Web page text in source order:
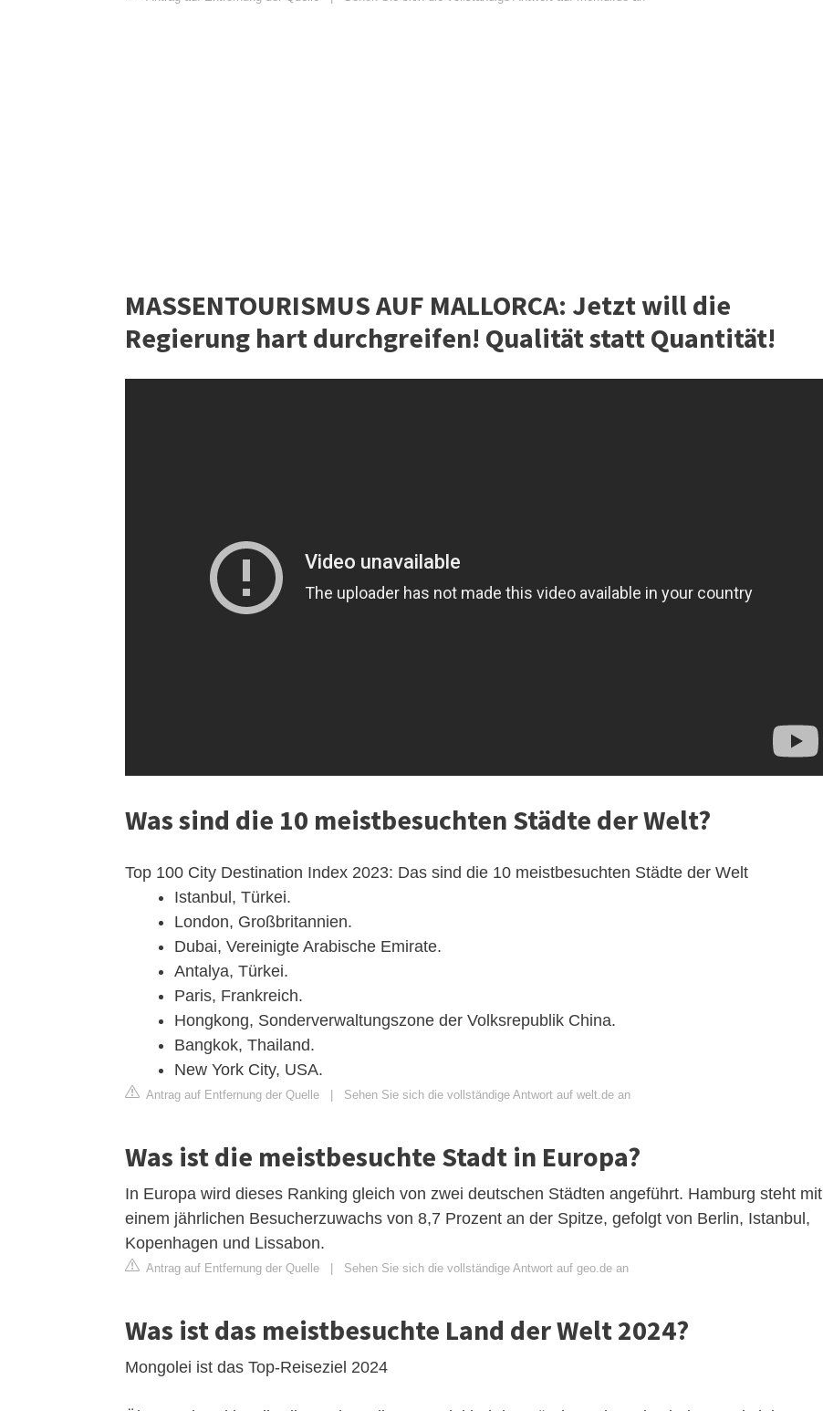
MASSENTOURISMUS AUF MALLORCA: Jetzt will die
Regierung hart durchgreifen! Qualität statt Quantität!
Was sind die 10 meistbesuchten Städte der Welt?
Top 100 City Destination Index 2023: Das sind die 10 meistbesuchten Städte der Welt
Istanbul, Türkei.
London, Großbritannien.
Dubai, Vereinigte Arabische Emirate.
Antalya, Türkei.
Paris, Frankreich.
Hongkong, Sonderverwaltungszone der Volksrepublik China.
Bangkok, Thailand.
New York City, USA.
Antrag auf Entfernung der Quelle | Sehen Sie sich die vollständige Antwort auf welt.de an
Was ist die meistbesuchte Stadt in Europa?
In Europa wird dieses Ranking gleich von zwei deutschen Städten angeführt. Hamburg steht mit
einem jährlichen Besucherzuwachs von 8,7 Prozent an der Spitze, gefolgt von Berlin, Istanbul,
Kopenhagen und Lissabon.
Antrag auf Entfernung der Quelle | Sehen Sie sich die vollständige Antwort auf geo.de an
Was ist das meistbesuchte Land der Welt 2024?
Mongolei ist das Top-Reiseziel 2024